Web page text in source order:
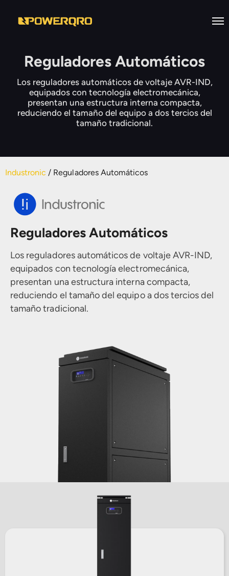
Nosotros
Servicios
Desarrollo de infraestructura
eléctrica industrial
Eléctricas en Alta, Media y Baja
tensión
Estudios Eléctricos
Facilities
Otros Servicios
Productos
Reguladores Automáticos
Supresores de Picos de Voltaje
Baterías Plomo-Ácido
Supra
Bolsa de Trabajo
EN
Reguladores Automáticos
Los reguladores automáticos de voltaje AVR-IND,
equipados con tecnología electromecánica,
presentan una estructura interna compacta,
reduciendo el tamaño del equipo a dos tercios del
tamaño tradicional.
Industronic/ Reguladores Automáticos
Reguladores Automáticos
Los reguladores automáticos de voltaje AVR-IND,
equipados con tecnología electromecánica,
presentan una estructura interna compacta,
reduciendo el tamaño del equipo a dos tercios del
tamaño tradicional.